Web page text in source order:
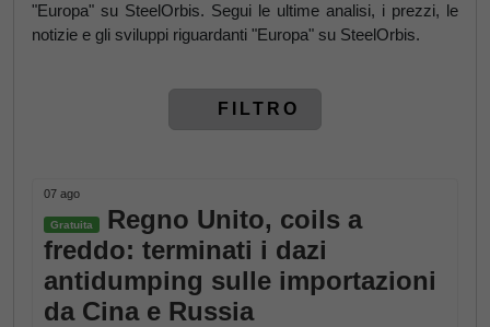
"Europa" su SteelOrbis. Segui le ultime analisi, i prezzi, le
notizie e gli sviluppi riguardanti "Europa" su SteelOrbis.
FILTRO
07 ago
Gratuita
Regno Unito, coils a
freddo: terminati i dazi
antidumping sulle importazioni
da Cina e Russia